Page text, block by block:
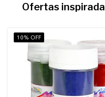
Ofertas
10% OFF